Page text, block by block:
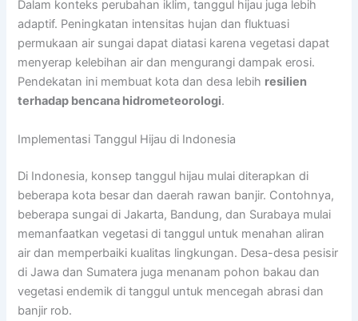
Dalam konteks perubahan iklim, tanggul hijau juga lebih
adaptif. Peningkatan intensitas hujan dan fluktuasi
permukaan air sungai dapat diatasi karena vegetasi dapat
menyerap kelebihan air dan mengurangi dampak erosi.
Pendekatan ini membuat kota dan desa lebih resilien
terhadap bencana hidrometeorologi.
Implementasi Tanggul Hijau di Indonesia
Di Indonesia, konsep tanggul hijau mulai diterapkan di
beberapa kota besar dan daerah rawan banjir. Contohnya,
beberapa sungai di Jakarta, Bandung, dan Surabaya mulai
memanfaatkan vegetasi di tanggul untuk menahan aliran
air dan memperbaiki kualitas lingkungan. Desa-desa pesisir
di Jawa dan Sumatera juga menanam pohon bakau dan
vegetasi endemik di tanggul untuk mencegah abrasi dan
banjir rob.